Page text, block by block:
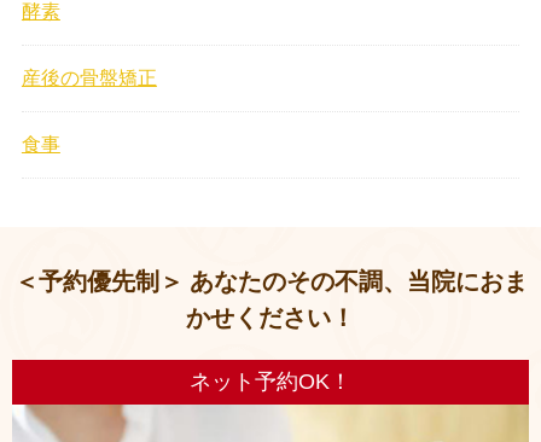
酵素
産後の骨盤矯正
食事
＜予約優先制＞ あなたのその不調、当院におま
かせください！
ネット予約OK！